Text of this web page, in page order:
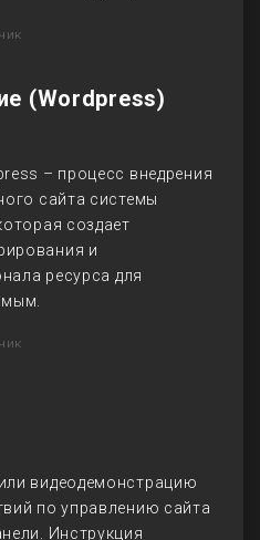
(Wordpress)
– процесс внедрения
сайта системы
создает
и
ресурса для
видеодемонстрацию
по управлению сайта
Инструкция